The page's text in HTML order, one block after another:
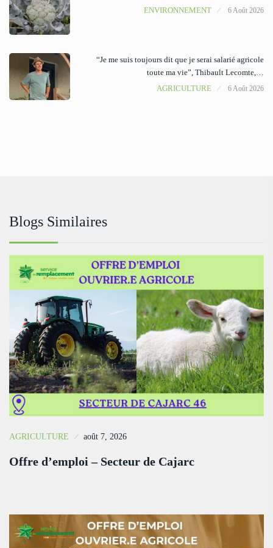
ENVIRONNEMENT
6 Août 2026
“Je me suis toujours dit que je serai salarié agricole
toute ma vie”, Thibault Lecomte,…
AGRICULTURE
6 Août 2026
Blogs Similaires
AGRICULTURE août 7, 2026
Offre d’emploi – Secteur de Cajarc